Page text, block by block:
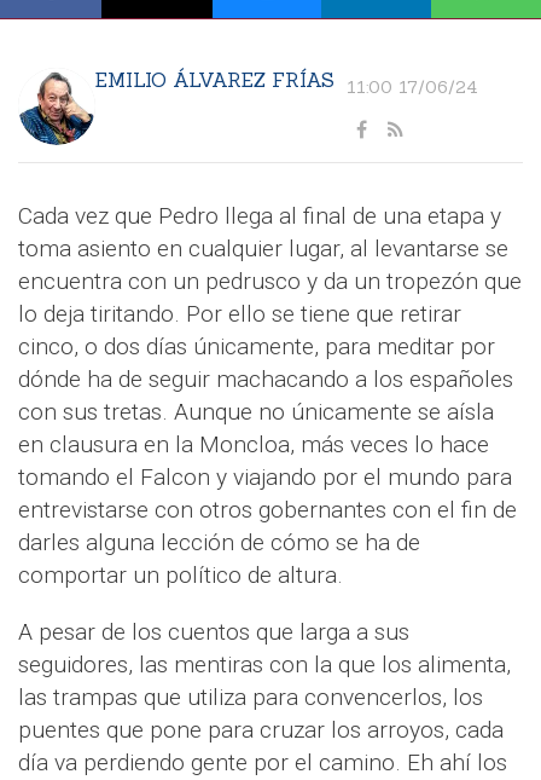
EMILIO ÁLVAREZ FRÍAS 11:00 17/06/24
Cada vez que Pedro llega al final de una etapa y
toma asiento en cualquier lugar, al levantarse se
encuentra con un pedrusco y da un tropezón que
lo deja tiritando. Por ello se tiene que retirar
cinco, o dos días únicamente, para meditar por
dónde ha de seguir machacando a los españoles
con sus tretas. Aunque no únicamente se aísla
en clausura en la Moncloa, más veces lo hace
tomando el Falcon y viajando por el mundo para
entrevistarse con otros gobernantes con el fin de
darles alguna lección de cómo se ha de
comportar un político de altura.
A pesar de los cuentos que larga a sus
seguidores, las mentiras con la que los alimenta,
las trampas que utiliza para convencerlos, los
puentes que pone para cruzar los arroyos, cada
día va perdiendo gente por el camino. Eh ahí los